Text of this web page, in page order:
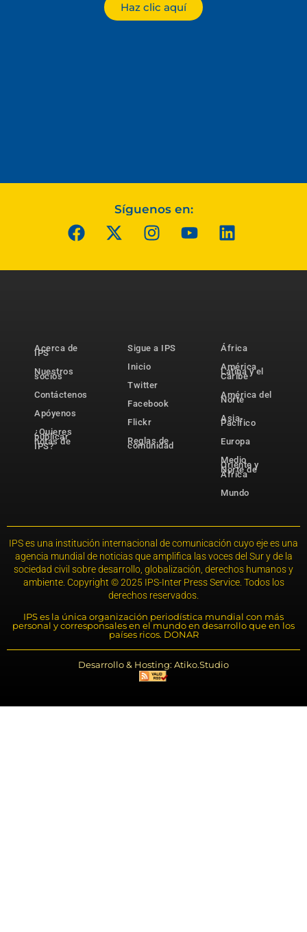
Haz clic aquí
Síguenos en:
Acerca de
IPS
Nuestros
socios
Contáctenos
Apóyenos
¿Quieres
publicar
notas de
IPS?
Sigue a IPS
Inicio
Twitter
Facebook
Flickr
Reglas de
comunidad
África
América
Latina y el
Caribe
América del
Norte
Asia-
Pacífico
Europa
Medio
Oriente y
Norte de
África
Mundo
IPS es una institución internacional de comunicación cuyo eje es una
agencia mundial de noticias que amplifica las voces del Sur y de la
sociedad civil sobre desarrollo, globalización, derechos humanos y
ambiente. Copyright © 2025 IPS-Inter Press Service. Todos los
derechos reservados.
IPS es la única organización periodística mundial con más
personal y corresponsales en el mundo en desarrollo que en los
países ricos. DONAR
Desarrollo & Hosting: Atiko.Studio